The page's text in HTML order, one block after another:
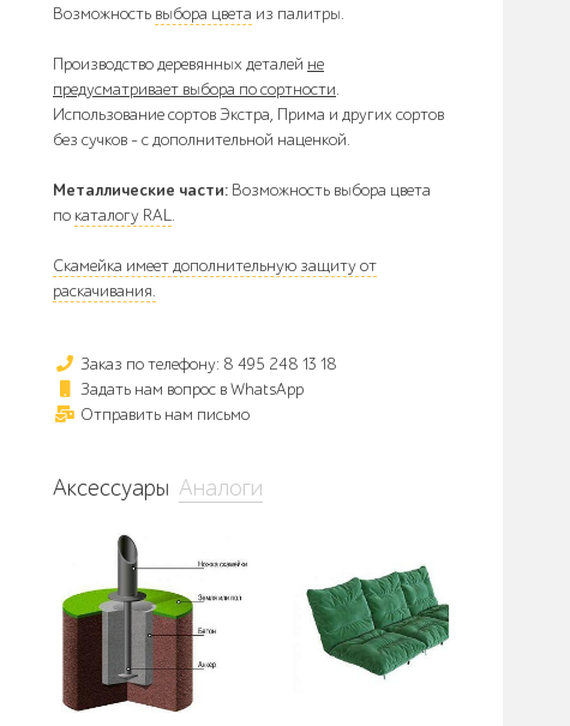
Возможность выбора цвета из палитры.
Производство деревянных деталей не
предусматривает выбора по сортности.
Использование сортов Экстра, Прима и других сортов
без сучков - с дополнительной наценкой.
Металлические части: Возможность выбора цвета
по каталогу RAL.
Скамейка имеет дополнительную защиту от
раскачивания.
Заказ по телефону: 8 495 248 13 18
Задать нам вопрос в WhatsApp
Отправить нам письмо
Аксессуары Аналоги